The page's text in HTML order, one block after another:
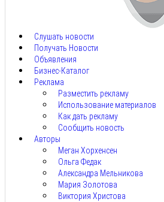
Слушать новости
Получать Новости
Объявления
Бизнес-Каталог
Реклама
Разместить рекламу
Использование материалов
Как дать рекламу
Сообщить новость
Авторы
Меган Хорхенсен
Ольга Федак
Александра Мельникова
Мария Золотова
Виктория Христова